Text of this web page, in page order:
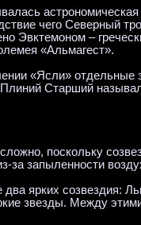
чего Северный
Эвктемоном –
«Альмагест».
«Ясли»
Старший
поскольку
за запыленности
ярких созвездия:
звезды. Между